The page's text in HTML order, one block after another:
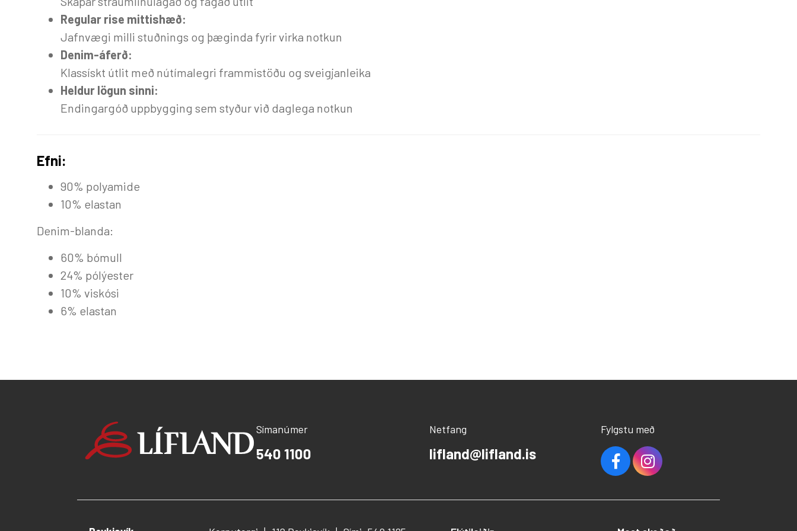
Regular rise mittishæð:
Jafnvægi milli stuðnings og þæginda fyrir virka notkun
Denim-áferð:
Klassískt útlit með nútímalegri frammistöðu og sveigjanleika
Heldur lögun sinni:
Endingargóð uppbygging sem styður við daglega notkun
Efni:
90% polyamide
10% elastan
Denim-blanda:
60% bómull
24% pólýester
10% viskósi
6% elastan
Símanúmer
540 1100
Netfang
lifland@lifland.is
Fylgstu með